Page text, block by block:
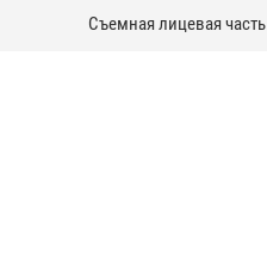
Съемная лицевая часть